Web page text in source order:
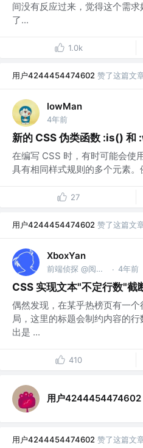
间没有反应过来，觉得这个需
了...
1.0k
用户4244454474602 赞了这篇文
lowMan
4年前
新的 CSS 伪类函数 :is() 和
在编写 CSS 时，有时可能会使
具有相同样式规则的多个元素。
27
用户4244454474602 赞了这篇文
XboxYan
前端侦探 @阅文集团 · 4年前
CSS 实现文本"不定行数"截
偶然发现，在某乎热榜页有一
局，这里的标题会制约内容的行
出是 ...
410
用户4244454474602
用户4244454474602 赞了这篇文